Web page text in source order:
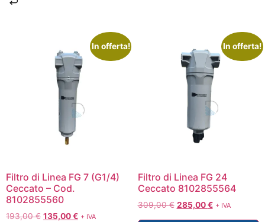
In offerta!
Filtro di Linea FG 7 (G1/4)
Ceccato – Cod.
8102855560
193,00€ 135,00€ + IVA
In offerta!
Filtro di Linea FG 24
Ceccato 8102855564
309,00€ 285,00€ + IVA